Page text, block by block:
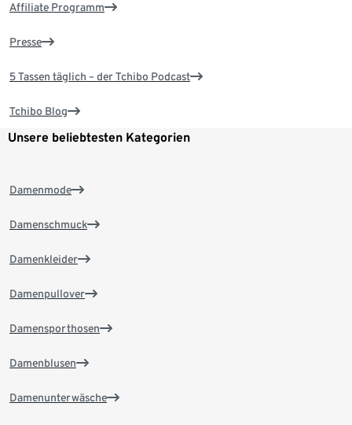
Affiliate Programm
Presse
5 Tassen täglich – der Tchibo Podcast
Tchibo Blog
Unsere beliebtesten Kategorien
Damenmode
Damenschmuck
Damenkleider
Damenpullover
Damensporthosen
Damenblusen
Damenunterwäsche